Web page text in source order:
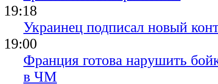
19:18
Украинец подписал новый
19:00
Франция готова нарушить
в ЧМ